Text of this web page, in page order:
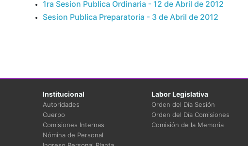
1ra Sesion Publica Ordinaria - 12 de Abril de 2012
Sesion Publica Preparatoria - 3 de Abril de 2012
Institucional
Autoridades
Cuerpo
Comisiones Internas
Nómina de Personal
Labor Legislativa
Orden del Día Sesión
Orden del Día Comisiones
Comisión de la Memoria